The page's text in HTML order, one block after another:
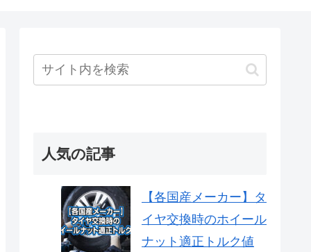
人気の記事
【各国産メーカー】タ
イヤ交換時のホイール
ナット適正トルク値